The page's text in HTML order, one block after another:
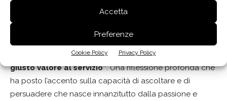
Accetta
Preferenze
Cookie Policy Privacy Policy
Oltre al prodotto. Dare il giusto valore al servizio
Ultimo intervento è stato quello di
docente e consulente di Management e Sviluppo
ul tema“Oltre al prodotto. Dare il
giusto valore al servizio”. Una riflessione profonda che
ha posto l’accento sulla capacità di ascoltare e di
persuadere che nasce innanzitutto dalla passione e